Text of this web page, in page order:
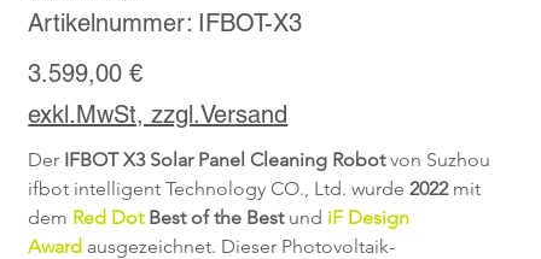
Artikelnummer:
Artikelnummer:
IFBOT-
IFBOT-X3
Preis
3.599,00 €
exkl.MwSt, zzgl.Versand
Der IFBOT X3 Solar Panel Cleaning Robot von Suzhou
ifbot intelligent Technology CO., Ltd. wurde 2022 mit
dem Red Dot Best of the Best und iF Design
Award ausgezeichnet. Dieser Photovoltaik-